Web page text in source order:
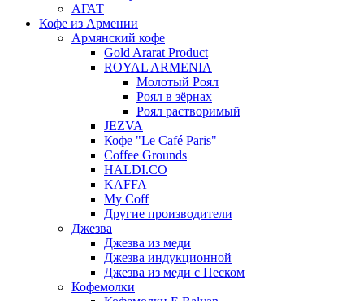
АГАТ
Кофе из Армении
Армянский кофе
Gold Ararat Product
ROYAL ARMENIA
Молотый Роял
Роял в зёрнах
Роял растворимый
JEZVA
Кофе "Le Café Paris"
Coffee Grounds
HALDI.CO
KAFFA
My Coff
Другие производители
Джезва
Джезва из меди
Джезва индукционной
Джезва из меди с Песком
Кофемолки